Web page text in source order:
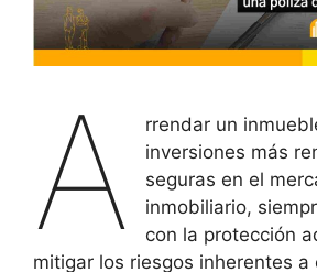
A
rrendar un
inversiones más
seguras en el
inmobiliario,
con la protección
mitigar los riesgos inherentes